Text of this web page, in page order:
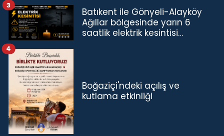
Batıkent ile Gönyeli-Alayköy
Ağıllar bölgesinde yarın 6
saatlik elektrik kesintisi…
3
Boğaziçi'ndeki açılış ve
kutlama etkinliği
4